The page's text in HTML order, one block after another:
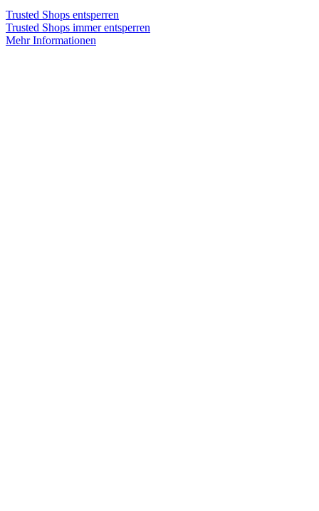
Trusted Shops entsperren
Trusted Shops immer entsperren
Mehr Informationen